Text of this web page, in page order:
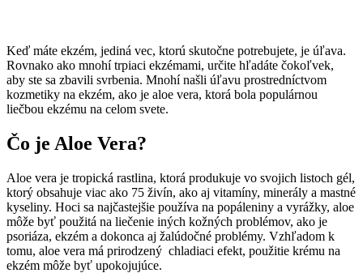
Keď máte ekzém, jediná vec, ktorú skutočne potrebujete, je úľava.
Rovnako ako mnohí trpiaci ekzémami, určite hľadáte čokoľvek,
aby ste sa zbavili svrbenia. Mnohí našli úľavu prostredníctvom
kozmetiky na ekzém, ako je aloe vera, ktorá bola populárnou
liečbou ekzému na celom svete.
Čo je Aloe Vera?
Aloe vera je tropická rastlina, ktorá produkuje vo svojich listoch gél,
ktorý obsahuje viac ako 75 živín, ako aj vitamíny, minerály a mastné
kyseliny. Hoci sa najčastejšie používa na popáleniny a vyrážky, aloe
môže byť použitá na liečenie iných kožných problémov, ako je
psoriáza, ekzém a dokonca aj žalúdočné problémy. Vzhľadom k
tomu, aloe vera má prirodzený chladiaci efekt, použitie krému na
ekzém môže byť upokojujúce.